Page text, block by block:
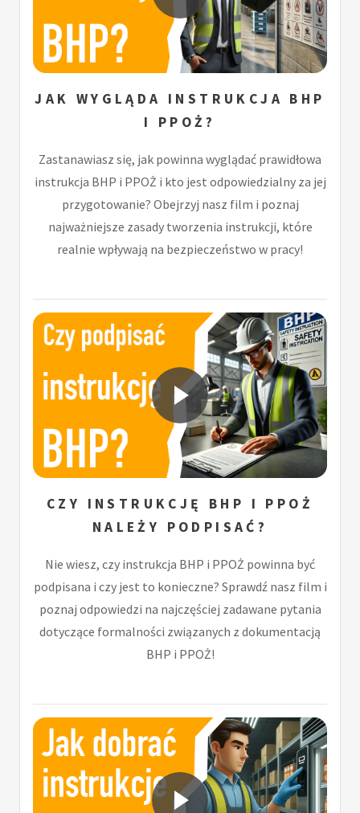
JAK WYGLĄDA INSTRUKCJA BHP
I PPOŻ?
Zastanawiasz się, jak powinna wyglądać prawidłowa
instrukcja BHP i PPOŻ i kto jest odpowiedzialny za jej
przygotowanie? Obejrzyj nasz film i poznaj
najważniejsze zasady tworzenia instrukcji, które
realnie wpływają na bezpieczeństwo w pracy!
CZY INSTRUKCJĘ BHP I PPOŻ
NALEŻY PODPISAĆ?
Nie wiesz, czy instrukcja BHP i PPOŻ powinna być
podpisana i czy jest to konieczne? Sprawdź nasz film i
poznaj odpowiedzi na najczęściej zadawane pytania
dotyczące formalności związanych z dokumentacją
BHP i PPOŻ!